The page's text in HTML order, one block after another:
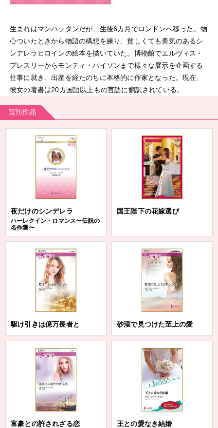
生まれはマンハッタンだが、生後6カ月でロンドンへ移った。物
心ついたときから物語の構想を練り、貧しくても勇気のあるシ
ンデレラヒロインの絵本を描いていた。博物館でエルヴィス・
プレスリーからモンティ・パイソンまで様々な展示を企画する
仕事に就き、出産を経たのちに本格的に作家となった。現在、
彼女の著書は20カ国語以上もの言語に翻訳されている。
既刊作品
夜だけのシンデレラ
ハーレクイン・ロマンス〜伝説の
名作選〜
国王陛下の花嫁選び
駆け引きは億万長者と 砂漠で見つけた至上の愛
富豪との許されざる恋 王との愛なき結婚